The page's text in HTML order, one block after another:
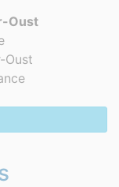
Oust
Oust